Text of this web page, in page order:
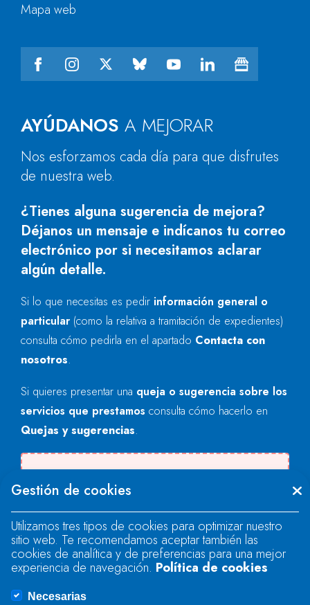
AYÚDANOS A MEJORAR
Nos esforzamos cada día para que disfrutes
de nuestra web.
¿Tienes alguna sugerencia de mejora?
Déjanos un mensaje e indícanos tu correo
electrónico por si necesitamos aclarar
algún detalle.
Si lo que necesitas es pedir información general o
particular (como la relativa a tramitación de expedientes)
consulta cómo pedirla en el apartado Contacta con
nosotros.
Si quieres presentar una queja o sugerencia sobre los
servicios que prestamos consulta cómo hacerlo en
Quejas y sugerencias.
"text".
Se produjo un error al cargar el campo
"text".
Mapa web
Gestión de cookies
Utilizamos tres tipos de cookies para optimizar nuestro
sitio web. Te recomendamos aceptar también las
cookies de analítica y de preferencias para una mejor
experiencia de navegación. Política de cookies
Necesarias